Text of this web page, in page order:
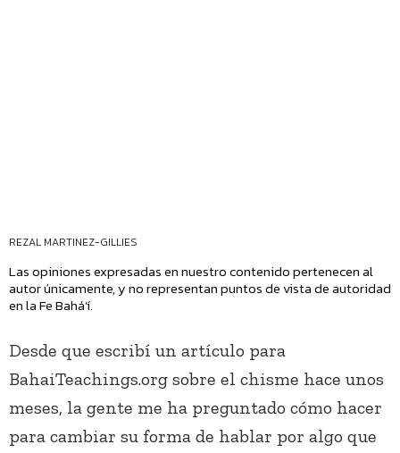
REZAL MARTINEZ-GILLIES
Las opiniones expresadas en nuestro contenido pertenecen al
autor únicamente, y no representan puntos de vista de autoridad
en la Fe Bahá’í.
Desde que escribí un artículo para
BahaiTeachings.org sobre el chisme hace unos
meses, la gente me ha preguntado cómo hacer
para cambiar su forma de hablar por algo que